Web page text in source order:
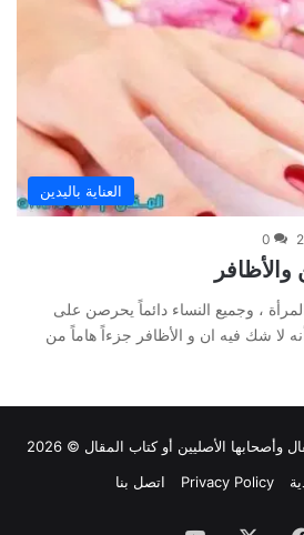
العناية باليدين
0
والأظافر
، وجميع النساء دائماً يحرصن على
لا شك فيه ان و الأظافر جزءاً هاماً من
وأصحابها الأصليين أو كتاب المقال © 2026
Privacy Policy اتصل بنا